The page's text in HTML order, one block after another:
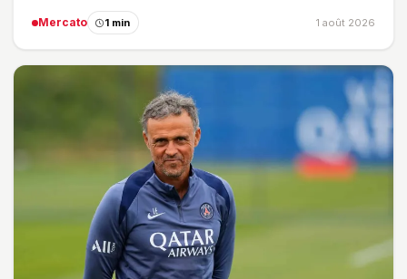
Mercato 1 min 1 août 2026